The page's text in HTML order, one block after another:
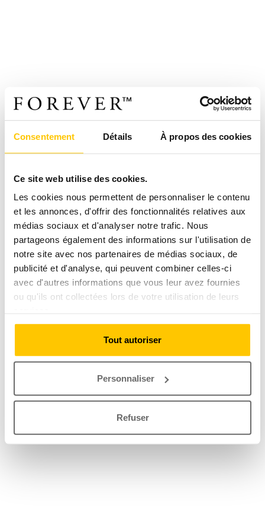
Consentement Détails À propos des cookies
Ce site web utilise des cookies.
Les cookies nous permettent de personnaliser le contenu
et les annonces, d'offrir des fonctionnalités relatives aux
médias sociaux et d'analyser notre trafic. Nous
partageons également des informations sur l'utilisation de
notre site avec nos partenaires de médias sociaux, de
publicité et d'analyse, qui peuvent combiner celles-ci
avec d'autres informations que vous leur avez fournies
ou qu'ils ont collectées lors de votre utilisation de leurs
Tout autoriser
Personnaliser
Refuser